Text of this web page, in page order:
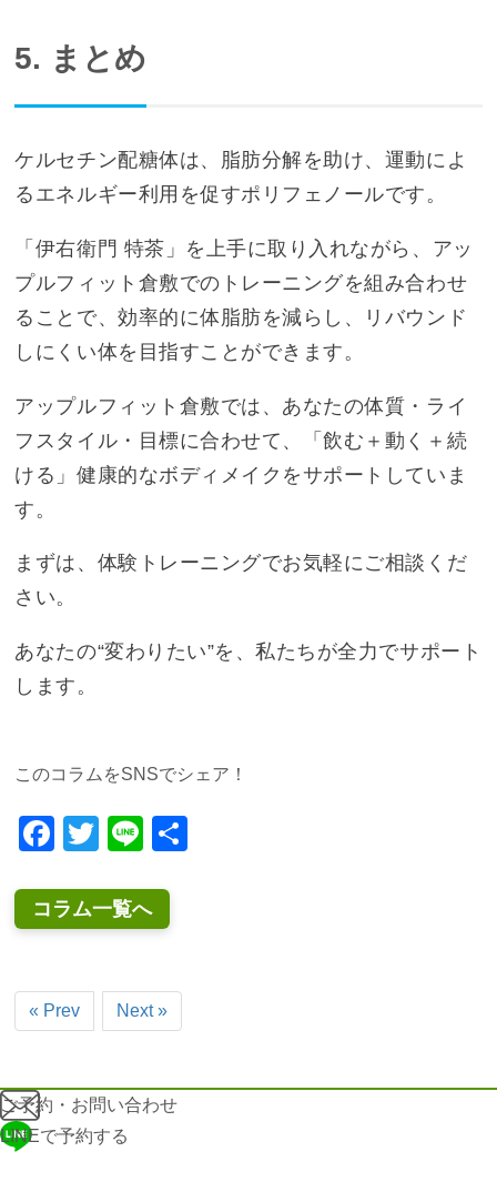
5. まとめ
ケルセチン配糖体は、脂肪分解を助け、運動によ
るエネルギー利用を促すポリフェノールです。
「伊右衛門 特茶」を上手に取り入れながら、アッ
プルフィット倉敷でのトレーニングを組み合わせ
ることで、効率的に体脂肪を減らし、リバウンド
しにくい体を目指すことができます。
アップルフィット倉敷では、あなたの体質・ライ
フスタイル・目標に合わせて、「飲む＋動く＋続
ける」健康的なボディメイクをサポートしていま
す。
まずは、体験トレーニングでお気軽にご相談くだ
さい。
あなたの“変わりたい”を、私たちが全力でサポート
します。
このコラムをSNSでシェア！
Facebook
Twitter
Line
コラム一覧へ
« Prev Next »
ご予約・お問い合わせ
LINEで予約する